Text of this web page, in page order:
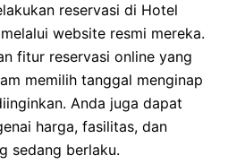
reservasi di Hotel
website resmi mereka.
fitur reservasi online yang
memilih tanggal menginap
Anda juga dapat
harga, fasilitas, dan
sedang berlaku.